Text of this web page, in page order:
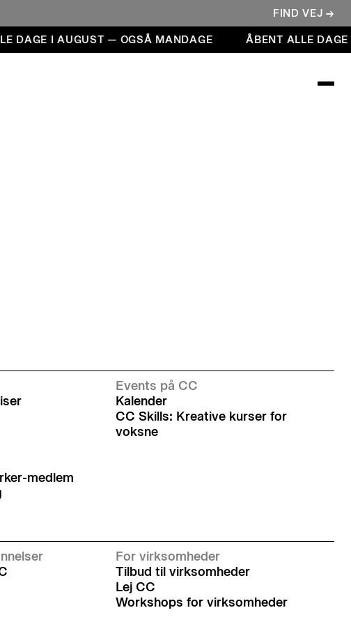
FIND VEJ →
DAGE I AUGUST — OGSÅ MANDAGE ÅBENT ALLE
medlem
Events på CC
Kalender
CC Skills: Kreative kurser for
voksne
For virksomheder
Tilbud til virksomheder
Lej CC
Workshops for virksomheder